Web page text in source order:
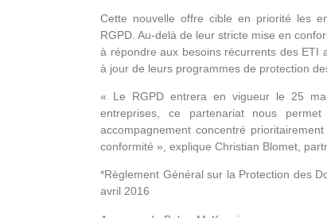
Cette nouvelle offre cible en priorité les
RGPD. Au-delà de leur stricte mise en
à répondre aux besoins récurrents des ETI
à jour de leurs programmes de protection
« Le RGPD entrera en vigueur le 25
entreprises, ce partenariat nous
accompagnement concentré
conformité », explique Christian Blomet,
*Règlement Général sur la Protection des
avril 2016